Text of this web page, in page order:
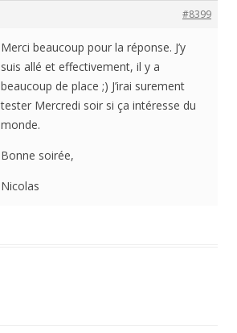
#8399
Merci beaucoup pour la réponse. J’y
suis allé et effectivement, il y a
beaucoup de place ;) J’irai surement
tester Mercredi soir si ça intéresse du
monde.
Bonne soirée,
Nicolas